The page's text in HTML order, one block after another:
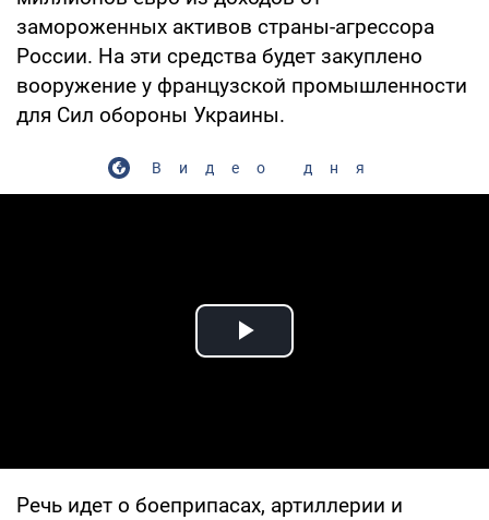
замороженных активов страны-агрессора
России. На эти средства будет закуплено
вооружение у французской промышленности
для Сил обороны Украины.
Видео дня
Play Video
Речь идет о боеприпасах, артиллерии и